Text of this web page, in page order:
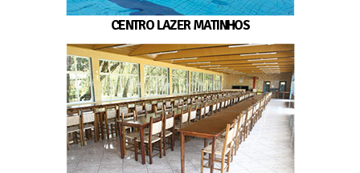
CENTRO LAZER MATINHOS